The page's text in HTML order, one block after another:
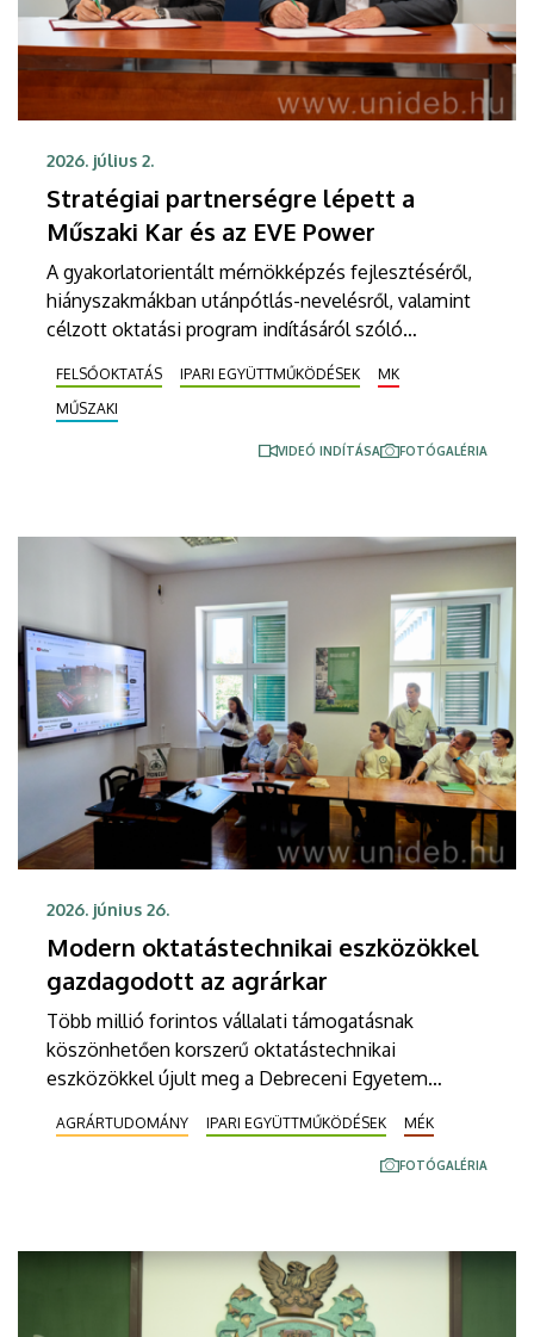
2026. július 2.
Stratégiai partnerségre lépett a
Műszaki Kar és az EVE Power
A gyakorlatorientált mérnökképzés fejlesztéséről,
hiányszakmákban utánpótlás-nevelésről, valamint
célzott oktatási program indításáról szóló
megállapodást kötött a Debreceni Egyetem
Műszaki Kara az EVE Power Hungary Kft.-vel. Az
erről szóló szerződést július 2-án, csütörtökön írták
FELSŐOKTATÁS IPARI EGYÜTTMŰKÖDÉSEK
MK
MŰSZAKI
VIDEÓ INDÍTÁSA FOTÓGALÉRIA
2026. június 26.
Modern oktatástechnikai eszközökkel
gazdagodott az agrárkar
Több millió forintos vállalati támogatásnak
köszönhetően korszerű oktatástechnikai
eszközökkel újult meg a Debreceni Egyetem
Környezetgazdálkodási Karának két tanterme. A
KWS Magyarország Kft. és a Corteva Agriscience
együttműködését, amely a kutatás mellett immár
az oktatás területére is kiterjed. A modern
környezet hozzájárul ahhoz, hogy a hallgatók a
AGRÁRTUDOMÁNY IPARI EGYÜTTMŰKÖDÉSEK MÉK
FOTÓGALÉRIA